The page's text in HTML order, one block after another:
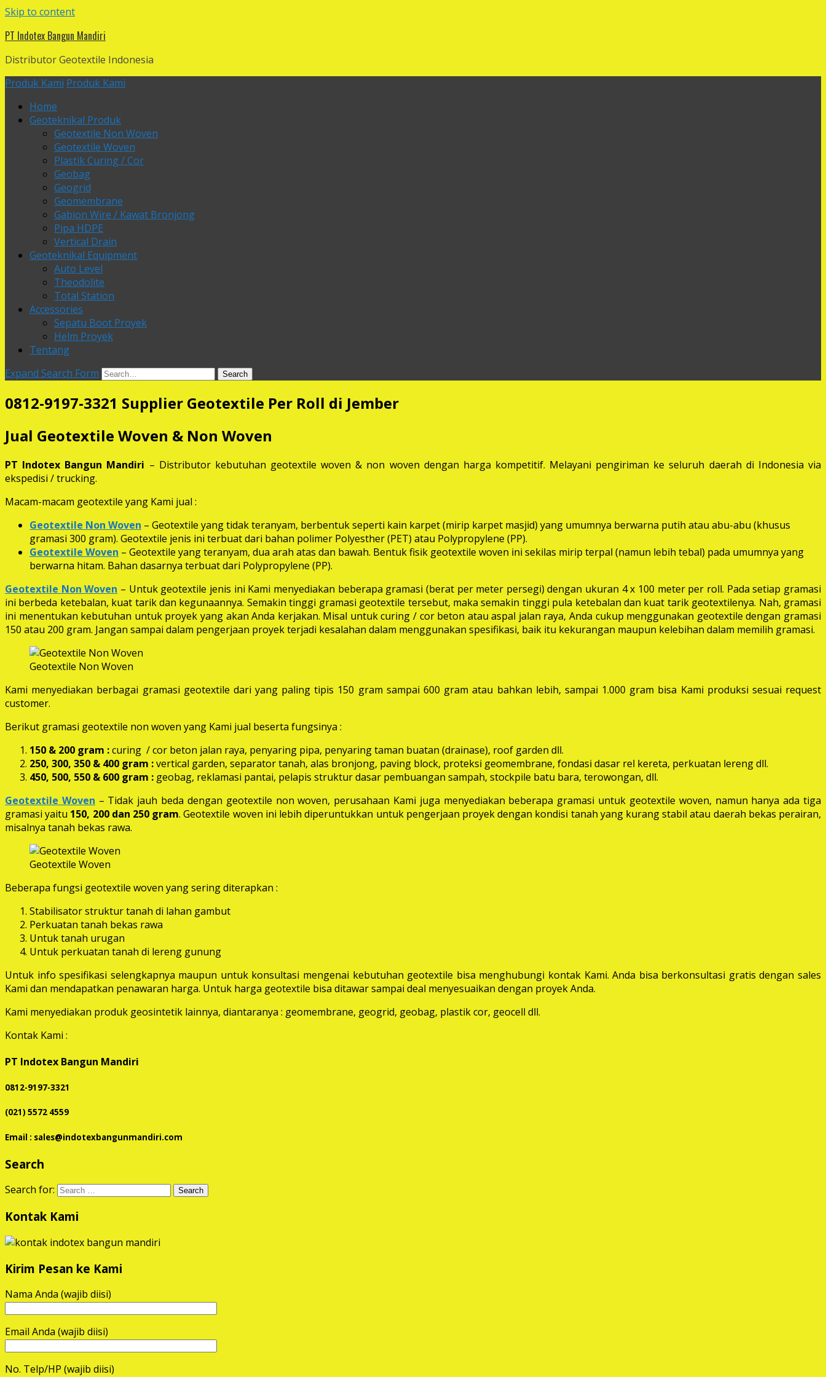
Skip to content
PT Indotex Bangun Mandiri
Distributor Geotextile Indonesia
Produk Kami Produk Kami
Home
Geoteknikal Produk
Geotextile Non Woven
Geotextile Woven
Plastik Curing / Cor
Geobag
Geogrid
Geomembrane
Gabion Wire / Kawat Bronjong
Pipa HDPE
Vertical Drain
Geoteknikal Equipment
Auto Level
Theodolite
Total Station
Accessories
Sepatu Boot Proyek
Helm Proyek
Tentang
Expand Search Form
Search
0812-9197-3321 Supplier Geotextile Per Roll di Jember
Jual Geotextile Woven & Non Woven
PT Indotex Bangun Mandiri – Distributor kebutuhan geotextile woven & non woven dengan harga kompetitif. Melayani pengiriman ke seluruh daerah di Indonesia via
ekspedisi / trucking.
Macam-macam geotextile yang Kami jual :
Geotextile Non Woven – Geotextile yang tidak teranyam, berbentuk seperti kain karpet (mirip karpet masjid) yang umumnya berwarna putih atau abu-abu (khusus
gramasi 300 gram). Geotextile jenis ini terbuat dari bahan polimer Polyesther (PET) atau Polypropylene (PP).
Geotextile Woven – Geotextile yang teranyam, dua arah atas dan bawah. Bentuk fisik geotextile woven ini sekilas mirip terpal (namun lebih tebal) pada umumnya yang
berwarna hitam. Bahan dasarnya terbuat dari Polypropylene (PP).
Geotextile Non Woven – Untuk geotextile jenis ini Kami menyediakan beberapa gramasi (berat per meter persegi) dengan ukuran 4 x 100 meter per roll. Pada setiap gramasi
ini berbeda ketebalan, kuat tarik dan kegunaannya. Semakin tinggi gramasi geotextile tersebut, maka semakin tinggi pula ketebalan dan kuat tarik geotextilenya. Nah, gramasi
ini menentukan kebutuhan untuk proyek yang akan Anda kerjakan. Misal untuk curing / cor beton atau aspal jalan raya, Anda cukup menggunakan geotextile dengan gramasi
150 atau 200 gram. Jangan sampai dalam pengerjaan proyek terjadi kesalahan dalam menggunakan spesifikasi, baik itu kekurangan maupun kelebihan dalam memilih gramasi.
Geotextile Non Woven
Kami menyediakan berbagai gramasi geotextile dari yang paling tipis 150 gram sampai 600 gram atau bahkan lebih, sampai 1.000 gram bisa Kami produksi sesuai request
customer.
Berikut gramasi geotextile non woven yang Kami jual beserta fungsinya :
150 & 200 gram :curing / cor beton jalan raya, penyaring pipa, penyaring taman buatan (drainase), roof garden dll.
250, 300, 350 & 400 gram :vertical garden, separator tanah, alas bronjong, paving block, proteksi geomembrane, fondasi dasar rel kereta, perkuatan lereng dll.
450, 500, 550 & 600 gram : geobag, reklamasi pantai, pelapis struktur dasar pembuangan sampah, stockpile batu bara, terowongan, dll.
Geotextile Woven – Tidak jauh beda dengan geotextile non woven, perusahaan Kami juga menyediakan beberapa gramasi untuk geotextile woven, namun hanya ada tiga
gramasi yaitu 150, 200 dan 250 gram. Geotextile woven ini lebih diperuntukkan untuk pengerjaan proyek dengan kondisi tanah yang kurang stabil atau daerah bekas perairan,
misalnya tanah bekas rawa.
Geotextile Woven
Beberapa fungsi geotextile woven yang sering diterapkan :
Stabilisator struktur tanah di lahan gambut
Perkuatan tanah bekas rawa
Untuk tanah urugan
Untuk perkuatan tanah di lereng gunung
Untuk info spesifikasi selengkapnya maupun untuk konsultasi mengenai kebutuhan geotextile bisa menghubungi kontak Kami. Anda bisa berkonsultasi gratis dengan sales
Kami dan mendapatkan penawaran harga. Untuk harga geotextile bisa ditawar sampai deal menyesuaikan dengan proyek Anda.
Kami menyediakan produk geosintetik lainnya, diantaranya : geomembrane, geogrid, geobag, plastik cor, geocell dll.
Kontak Kami :
PT Indotex Bangun Mandiri
0812-9197-3321
(021) 5572 4559
Email : sales@indotexbangunmandiri.com
Search
Search for:
Kontak Kami
Kirim Pesan ke Kami
Nama Anda (wajib diisi)
Email Anda (wajib diisi)
No. Telp/HP (wajib diisi)